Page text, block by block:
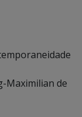
Maximilian de